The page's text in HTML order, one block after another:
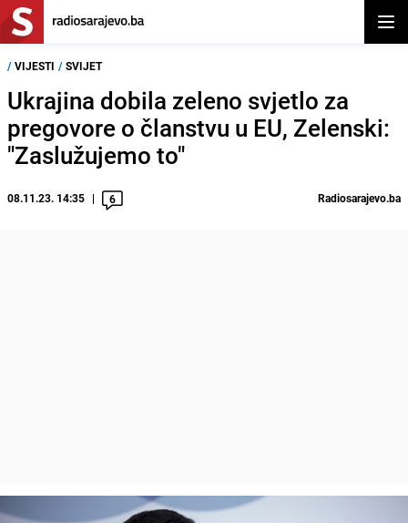
/ VIJESTI / SVIJET
Ukrajina dobila zeleno svjetlo za
pregovore o članstvu u EU, Zelenski:
"Zaslužujemo to"
08.11.23. 14:35 6 Radiosarajevo.ba